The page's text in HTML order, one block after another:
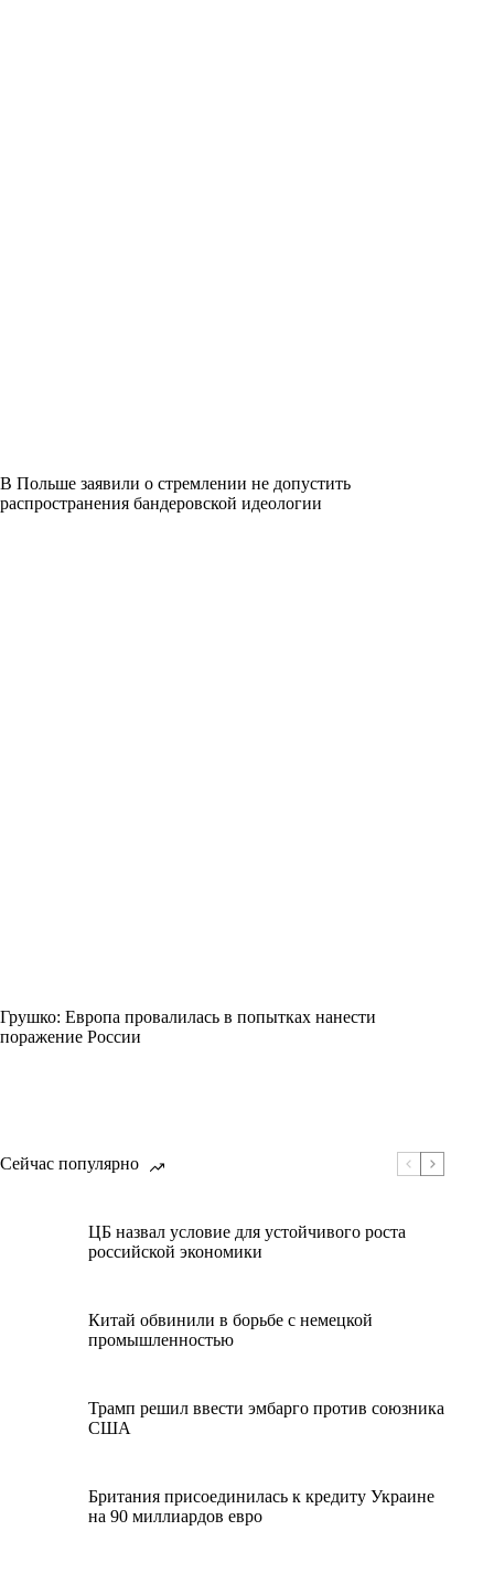
В Польше заявили о стремлении не допустить
распространения бандеровской идеологии
Грушко: Европа провалилась в попытках нанести
поражение России
Сейчас популярно
ЦБ назвал условие для устойчивого роста
российской экономики
Китай обвинили в борьбе с немецкой
промышленностью
Трамп решил ввести эмбарго против союзника
США
Британия присоединилась к кредиту Украине
на 90 миллиардов евро